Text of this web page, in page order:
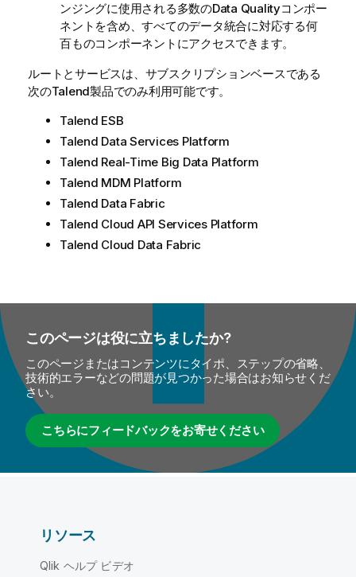
ンジングに使用される多数のData Qualityコンポー
ネントを含め、すべてのデータ統合に対応する何
百ものコンポーネントにアクセスできます。
ルートとサービスは、サブスクリプションベースである
次のTalend製品でのみ利用可能です。
Talend ESB
Talend Data Services Platform
Talend Real-Time Big Data Platform
Talend MDM Platform
Talend Data Fabric
Talend Cloud API Services Platform
Talend Cloud Data Fabric
このページは役に立ちましたか?
このページまたはコンテンツにタイポ、ステップの省略、
技術的エラーなどの問題が見つかった場合はお知らせくだ
さい。
こちらにフィードバックをお寄せください
リソース
Qlik ヘルプ ビデオ